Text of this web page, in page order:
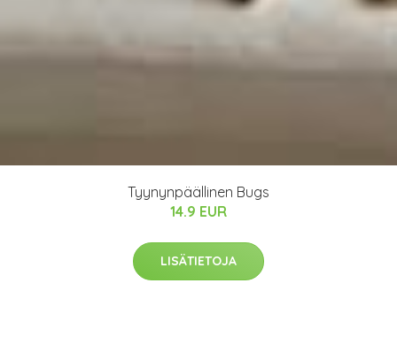
Tyynynpäällinen Bugs
14.9 EUR
LISÄTIETOJA